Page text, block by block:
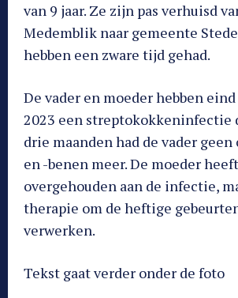
van 9 jaar. Ze zijn pas verhuisd
Medemblik naar gemeente
hebben een zware tijd gehad.
De vader en moeder hebben
2023 een streptokokkeninfectie
drie maanden had de vader
en -benen meer. De moeder
overgehouden aan de infectie,
therapie om de heftige
verwerken.
Tekst gaat verder onder de foto